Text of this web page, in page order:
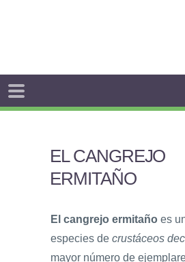
EL CANGREJO
ERMITAÑO
El cangrejo ermitaño es
especies de crustáceos
mayor número de